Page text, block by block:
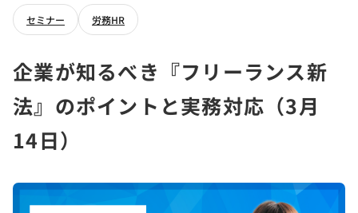
セミナー 労務HR
企業が知るべき『フリーランス新
法』のポイントと実務対応（3月
14日）